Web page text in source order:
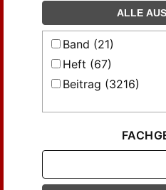
ALLE
Band (21)
Heft (67)
Beitrag (3216)